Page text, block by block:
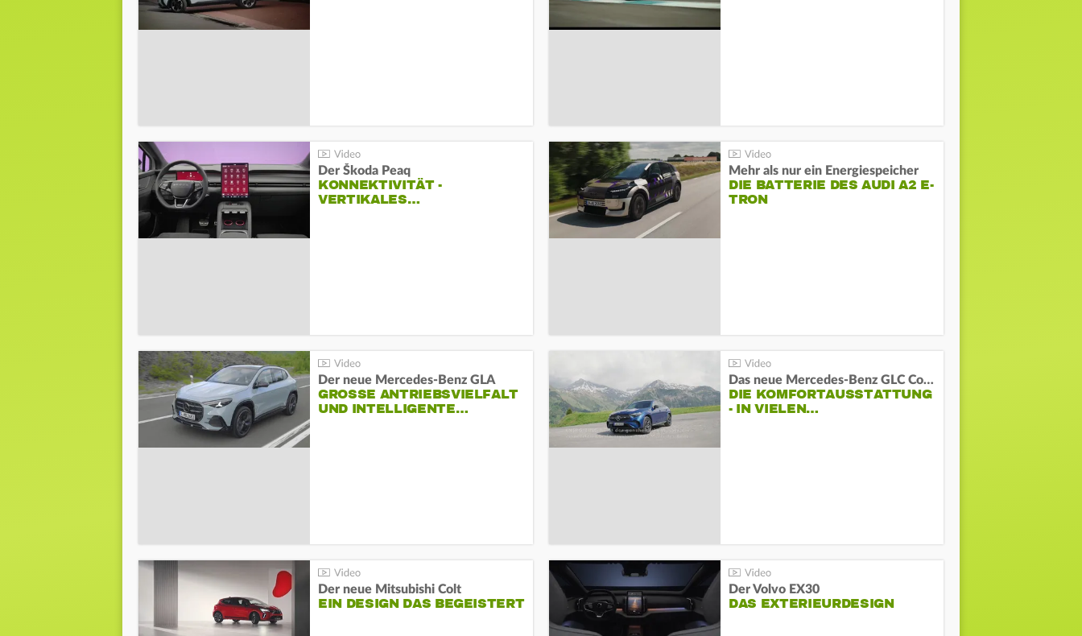
Der Škoda Peaq
KONNEKTIVITÄT -
VERTIKALES…
Mehr als nur ein Energiespeicher
DIE BATTERIE DES AUDI A2 E-
TRON
Der neue Mercedes-Benz GLA
GROSSE ANTRIEBSVIELFALT U
ND INTELLIGENTE…
Das neue Mercedes-Benz GLC Coupé
DIE KOMFORTAUSSTATTUNG
- IN VIELEN…
Der neue Mitsubishi Colt
EIN DESIGN DAS BEGEISTERT
Der Volvo EX30
DAS EXTERIEURDESIGN